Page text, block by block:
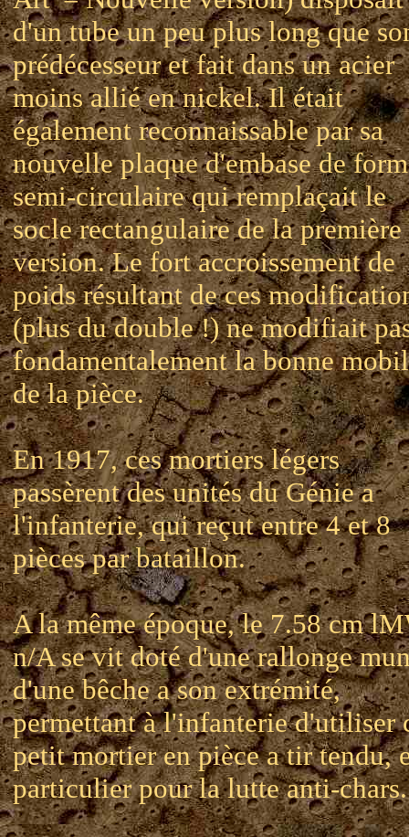
d'un tube un peu plus long que
prédécesseur et fait dans un acier
moins allié en nickel. Il était
également reconnaissable par sa
nouvelle plaque d'embase de
semi-circulaire qui remplaçait le
socle rectangulaire de la première
version. Le fort accroissement de
poids résultant de ces
(plus du double !) ne modifiait
fondamentalement la bonne
de la pièce.
En 1917, ces mortiers légers
passèrent des unités du Génie a
l'infanterie, qui reçut entre 4 et 8
pièces par bataillon.
A la même époque, le 7.58 cm
n/A se vit doté d'une rallonge
d'une bêche a son extrémité,
permettant à l'infanterie d'utiliser
petit mortier en pièce a tir tendu,
particulier pour la lutte anti-chars.